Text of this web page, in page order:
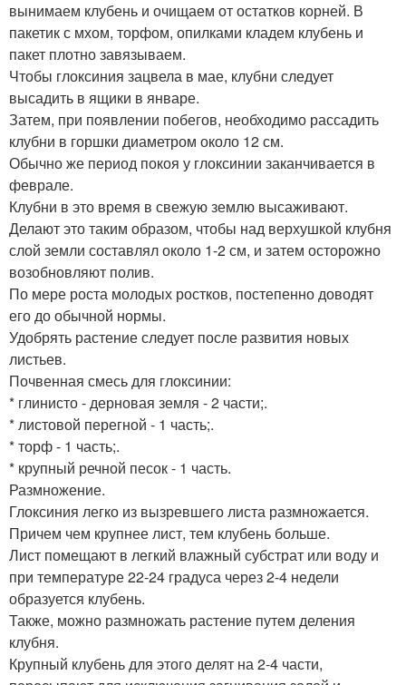
вынимаем клубень и очищаем от остатков корней. В
пакетик с мхом, торфом, опилками кладем клубень и
пакет плотно завязываем.
Чтобы глоксиния зацвела в мае, клубни следует
высадить в ящики в январе.
Затем, при появлении побегов, необходимо рассадить
клубни в горшки диаметром около 12 см.
Обычно же период покоя у глоксинии заканчивается в
феврале.
Клубни в это время в свежую землю высаживают.
Делают это таким образом, чтобы над верхушкой клубня
слой земли составлял около 1-2 см, и затем осторожно
возобновляют полив.
По мере роста молодых ростков, постепенно доводят
его до обычной нормы.
Удобрять растение следует после развития новых
листьев.
Почвенная смесь для глоксинии:
* глинисто - дерновая земля - 2 части;.
* листовой перегной - 1 часть;.
* торф - 1 часть;.
* крупный речной песок - 1 часть.
Размножение.
Глоксиния легко из вызревшего листа размножается.
Причем чем крупнее лист, тем клубень больше.
Лист помещают в легкий влажный субстрат или воду и
при температуре 22-24 градуса через 2-4 недели
образуется клубень.
Также, можно размножать растение путем деления
клубня.
Крупный клубень для этого делят на 2-4 части,